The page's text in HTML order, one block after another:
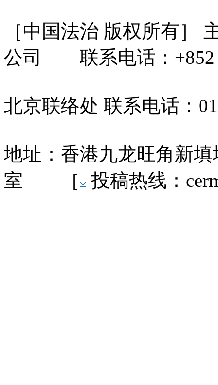
［中国法治 版权所有］
公司 联系电话：+852
北京联络处 联系电话：
地址：香港九龙旺角新
室 ［
投稿热线：